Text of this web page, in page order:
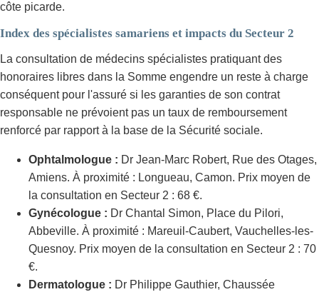
côte picarde.
Index des spécialistes samariens et impacts du Secteur 2
La consultation de médecins spécialistes pratiquant des
honoraires libres dans la Somme engendre un reste à charge
conséquent pour l'assuré si les garanties de son contrat
responsable ne prévoient pas un taux de remboursement
renforcé par rapport à la base de la Sécurité sociale.
Ophtalmologue : Dr Jean-Marc Robert, Rue des Otages,
Amiens. À proximité : Longueau, Camon. Prix moyen de
la consultation en Secteur 2 : 68 €.
Gynécologue : Dr Chantal Simon, Place du Pilori,
Abbeville. À proximité : Mareuil-Caubert, Vauchelles-les-
Quesnoy. Prix moyen de la consultation en Secteur 2 : 70
€.
Dermatologue : Dr Philippe Gauthier, Chaussée